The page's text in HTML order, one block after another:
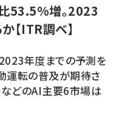
53.5%増。2023
【ITR調べ】
年度までの予測を
運転の普及が期待さ
どのAI主要6市場は
るセ